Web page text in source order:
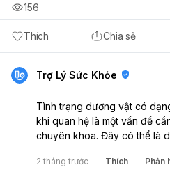
Thích Chia sẻ
156
Trợ Lý Sức Khỏe
Tình trạng dương vật có
khi quan hệ là một vấn đề
chuyên khoa. Đây có thể là
Bạn nên đến gặp bác sĩ
2 tháng trước Thích Phản